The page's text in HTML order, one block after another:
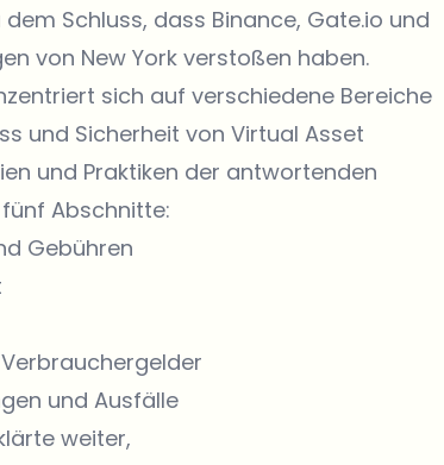
Schluss, dass Binance, Gate.io und
von New York verstoßen haben.
sich auf verschiedene Bereiche
und Sicherheit von Virtual Asset
und Praktiken der antwortenden
Abschnitte:
Gebühren
und Ausfälle
weiter,